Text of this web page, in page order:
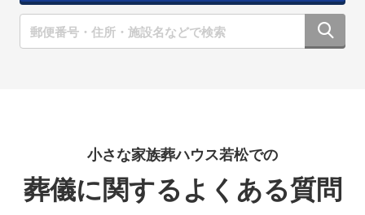
小さな家族葬ハウス若松での
葬儀に関するよくある質問